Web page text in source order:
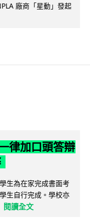
廠商「星動」發起
律加口頭答辯
生為在家完成書面考
生自行完成。學校亦
閱讀全文